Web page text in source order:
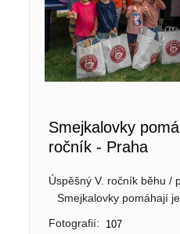
Smejkalovky
ročník - Praha
Úspěšný V. ročník běhu /
Smejkalovky pomáhají
Fotografií:
107